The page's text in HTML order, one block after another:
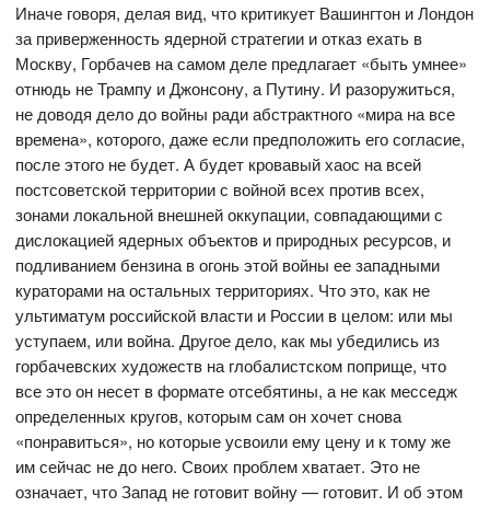
Иначе говоря, делая вид, что критикует Вашингтон и Лондон
за приверженность ядерной стратегии и отказ ехать в
Москву, Горбачев на самом деле предлагает «быть умнее»
отнюдь не Трампу и Джонсону, а Путину. И разоружиться,
не доводя дело до войны ради абстрактного «мира на все
времена», которого, даже если предположить его согласие,
после этого не будет. А будет кровавый хаос на всей
постсоветской территории с войной всех против всех,
зонами локальной внешней оккупации, совпадающими с
дислокацией ядерных объектов и природных ресурсов, и
подливанием бензина в огонь этой войны ее западными
кураторами на остальных территориях. Что это, как не
ультиматум российской власти и России в целом: или мы
уступаем, или война. Другое дело, как мы убедились из
горбачевских художеств на глобалистском поприще, что
все это он несет в формате отсебятины, а не как месседж
определенных кругов, которым сам он хочет снова
«понравиться», но которые усвоили ему цену и к тому же
им сейчас не до него. Своих проблем хватает. Это не
означает, что Запад не готовит войну — готовит. И об этом